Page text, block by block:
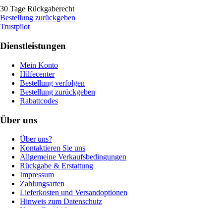
30 Tage Rückgaberecht
Bestellung zurückgeben
Trustpilot
Dienstleistungen
Mein Konto
Hilfecenter
Bestellung verfolgen
Bestellung zurückgeben
Rabattcodes
Über uns
Über uns?
Kontaktieren Sie uns
Allgemeine Verkaufsbedingungen
Rückgabe & Erstattung
Impressum
Zahlungsarten
Lieferkosten und Versandoptionen
Hinweis zum Datenschutz